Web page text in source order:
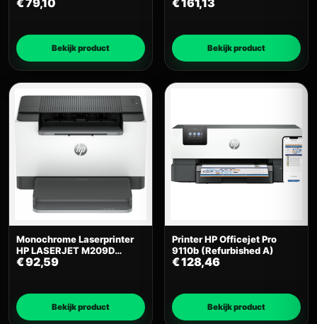
€79,10
Bekijk product
(Refurbished B)
€161,13
Bekijk product
Monochrome Laserprinter
HP LASERJET M209D
(Refurbished A)
€92,59
Bekijk product
Printer HP Officejet Pro
9110b (Refurbished A)
€128,46
Bekijk product